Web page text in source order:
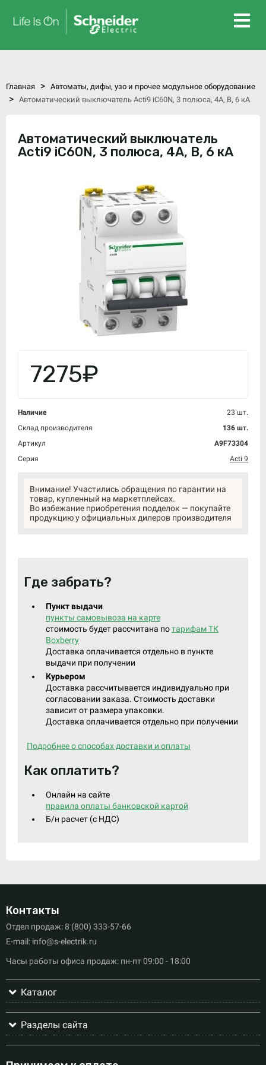
Главная > Автоматы, дифы, узо и прочее модульное оборудование
> Автоматический выключатель Acti9 iC60N, 3 полюса, 4А, В, 6 кА
Автоматический выключатель
Acti9 iC60N, 3 полюса, 4А, В, 6 кА
7275₽
Наличие
23 шт.
Склад производителя
136 шт.
Артикул
A9F73304
Серия
Acti 9
Внимание! Участились обращения по гарантии на
товар, купленный на маркетплейсах.
Во избежание приобретения подделок — покупайте
продукцию у официальных дилеров производителя
Где забрать?
Пункт выдачи
пункты самовывоза на карте
стоимость будет рассчитана потарифам ТК
Boxberry
Доставка оплачивается отдельно в пункте
выдачи при получении
Курьером
Доставка рассчитывается индивидуально при
согласовании заказа. Стоимость доставки
зависит от размера упаковки.
Доставка оплачивается отдельно при получении
Подробнее о способах доставки и оплаты
Как оплатить?
Онлайн на сайте
правила оплаты банковской картой
Б/н расчет (c НДС)
Контакты
Отдел продаж: 8 (800) 333-57-66
E-mail: info@s-electrik.ru
Часы работы офиса продаж: пн-пт 09:00 - 18:00
Каталог
Разделы сайта